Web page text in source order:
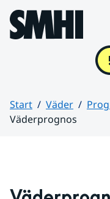
Hoppa till sidans innehåll
Start Väder
Väderprognos